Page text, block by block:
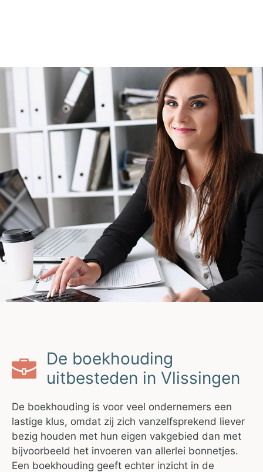
De boekhouding
uitbesteden in Vlissingen
De boekhouding is voor veel ondernemers een
lastige klus, omdat zij zich vanzelfsprekend liever
bezig houden met hun eigen vakgebied dan met
bijvoorbeeld het invoeren van allerlei bonnetjes.
Een boekhouding geeft echter inzicht in de